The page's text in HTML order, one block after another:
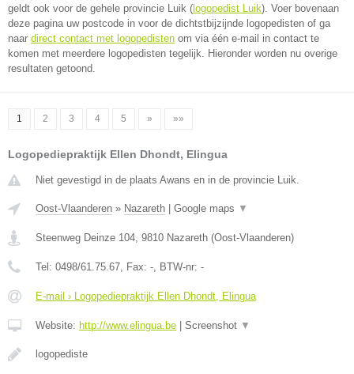
geldt ook voor de gehele provincie Luik ( logopedist Luik). Voer bovenaan
deze pagina uw postcode in voor de dichtstbijzijnde logopedisten of ga
naar direct contact met logopedisten om via één e-mail in contact te
komen met meerdere logopedisten tegelijk. Hieronder worden nu overige
resultaten getoond.
1 2 3 4 5 » »»
Logopediepraktijk Ellen Dhondt, Elingua
Niet gevestigd in de plaats Awans en in de provincie Luik.
Oost-Vlaanderen » Nazareth Google maps ▼
Steenweg Deinze 104, 9810 Nazareth (Oost-Vlaanderen)
Tel: 0498/61.75.67, Fax: -, BTW-nr: -
E-mail › Logopediepraktijk Ellen Dhondt, Elingua
Website: http://www.elingua.be Screenshot ▼
logopediste